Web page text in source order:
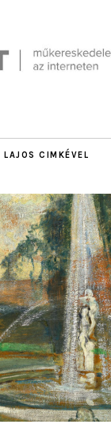
LAJOS CIMKÉVEL